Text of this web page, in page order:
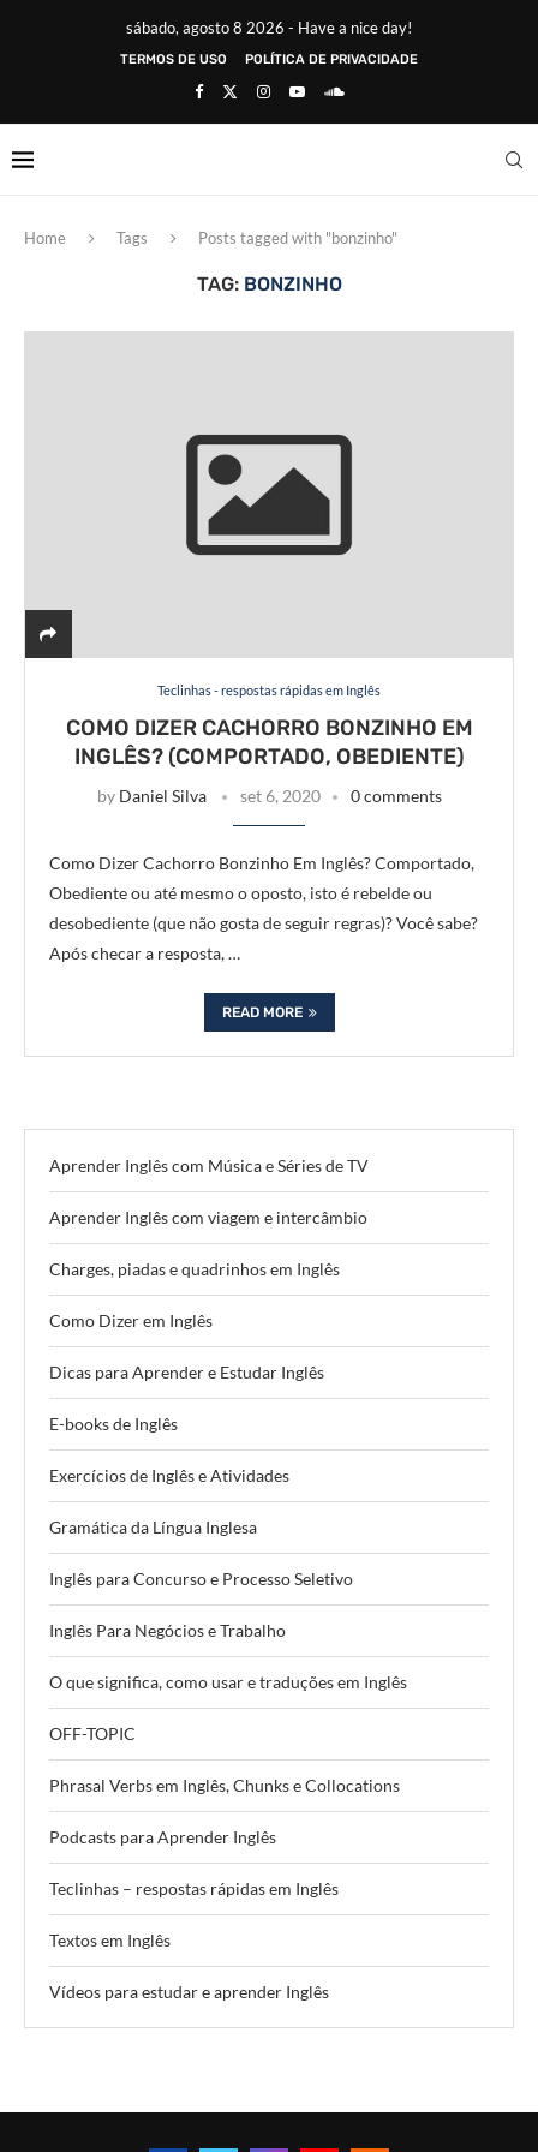
sábado, agosto 8 2026 - Have a nice day!
TERMOS DE USO POLÍTICA DE PRIVACIDADE
Home Tags Posts tagged with "bonzinho"
TAG: BONZINHO
Teclinhas - respostas rápidas em Inglês
COMO DIZER CACHORRO BONZINHO EM
INGLÊS? (COMPORTADO, OBEDIENTE)
by Daniel Silva set 6, 2020 0 comments
Como Dizer Cachorro Bonzinho Em Inglês? Comportado,
Obediente ou até mesmo o oposto, isto é rebelde ou
desobediente (que não gosta de seguir regras)? Você sabe?
Após checar a resposta, …
READ MORE
Aprender Inglês com Música e Séries de TV
Aprender Inglês com viagem e intercâmbio
Charges, piadas e quadrinhos em Inglês
Como Dizer em Inglês
Dicas para Aprender e Estudar Inglês
E-books de Inglês
Exercícios de Inglês e Atividades
Gramática da Língua Inglesa
Inglês para Concurso e Processo Seletivo
Inglês Para Negócios e Trabalho
O que significa, como usar e traduções em Inglês
OFF-TOPIC
Phrasal Verbs em Inglês, Chunks e Collocations
Podcasts para Aprender Inglês
Teclinhas – respostas rápidas em Inglês
Textos em Inglês
Vídeos para estudar e aprender Inglês